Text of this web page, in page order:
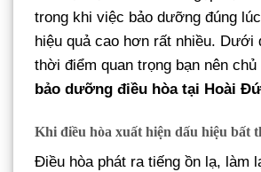
trong khi việc bảo dưỡng đúng
hiệu quả cao hơn rất nhiều. Dưới
thời điểm quan trọng bạn nên chủ
bảo dưỡng điều hòa tại Hoài
Khi điều hòa xuất hiện dấu hiệu bất
Điều hòa phát ra tiếng ồn lạ, làm